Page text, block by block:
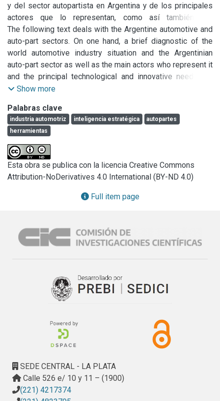
y del sector autopartista en Argentina y de los principales
actores que lo representan, como así también, las
principales necesidades que presenta en la actualidad en
términos de tecnología e innovación. Por otra parte, se
realiza una descripción conceptual de todo lo relacionado a
las disciplinas de Vigilancia Tecnológica e Inteligencia
Estratégica (VTeIE) y la importancia de éstas enfocadas a
sectores productivos. Se analizó y planteó una
contengan información de valor estratégica para responder
a las necesidades del sector autopartista y mejorar la toma
de decisiones de los distintos actores del sector.
The following text deals with the Argentine automotive and
auto-part sectors. On one hand, a brief diagnostic of the
world automotive industry situation and the Argentinian
auto-part sector as well as the main actors who represent it
and the principal technological and innovative needs are
presented. On the other hand, a conceptual description
Intelligence Strategy applied to a productive sector as the
autopart one in the country is analysed.
Show more
Palabras clave
industria automotriz inteligencia estratégica
autopartes
herramientas
Esta obra se publica con la licencia Creative Commons
Attribution-NoDerivatives 4.0 International (BY-ND 4.0)
Full item page
SEDE CENTRAL - LA PLATA
Calle 526 e/ 10 y 11 – (1900)
(221) 4217374